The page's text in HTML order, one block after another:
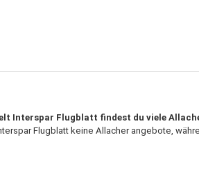
Interspar Flugblatt findest du viele
Flugblatt keine Allacher angebote,